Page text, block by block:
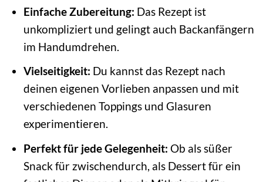
Einfache Zubereitung: Das Rezept ist
unkompliziert und gelingt auch Backanfängern
im Handumdrehen.
Vielseitigkeit: Du kannst das Rezept nach
deinen eigenen Vorlieben anpassen und mit
verschiedenen Toppings und Glasuren
experimentieren.
Perfekt für jede Gelegenheit: Ob als süßer
Snack für zwischendurch, als Dessert für ein